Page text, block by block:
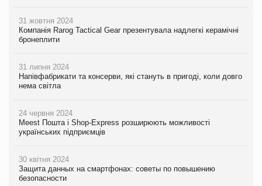
31 жовтня 2024
Компанія Rarog Tactical Gear презентувала надлегкі керамічні
бронеплити
31 липня 2024
Напівфабрикати та консерви, які стануть в пригоді, коли довго
нема світла
24 червня 2024
Meest Пошта і Shop-Express розширюють можливості
українських підприємців
30 квітня 2024
Защита данных на смартфонах: советы по повышению
безопасности